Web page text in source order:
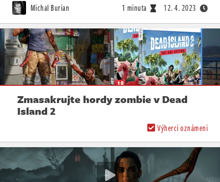
Michal Burian 1 minuta 12. 4. 2023
Zmasakrujte hordy zombie v Dead
Island 2
Výherci oznámeni